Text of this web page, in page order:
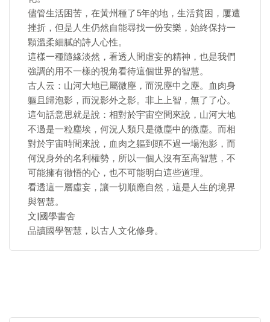
儘管生活困苦，在黃州種了5年的地，生活貧困，屢遭
挫折，但是人生仍然自能尋找一份安樂，始終保持一
顆溫柔細膩的詩人心性。
這樣一種隨緣淡然，看透人間虛妄的精神，也是我們
強調的用不一樣的視角看待這個世界的智慧。
古人云：山河大地已屬微塵，而況塵中之塵。血肉身
軀且歸泡影，而況影外之影。非上上智，無了了心。
這句話意思就是說：相對於宇宙空間來說，山河大地
不過是一粒塵埃，何況人類只是微塵中的微塵。而相
對於宇宙時間來說，血肉之軀到頭不過一場泡影，而
何況身外的名利權勢，所以一個人沒有至高智慧，不
可能擁有徹悟的心，也不可能明白這些道理。
看透這一層虛妄，讓一切順應自然，這是人生的境界
與智慧。
文|國學書舍
品讀國學智慧，以古人文化修身。